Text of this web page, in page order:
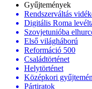
Gyűjtemények
Rendszerváltás
Digitális Roma
Szovjetunióba
Első világháború
Reformáció 500
Családtörténet
Helytörténet
Középkori
Pártiratok